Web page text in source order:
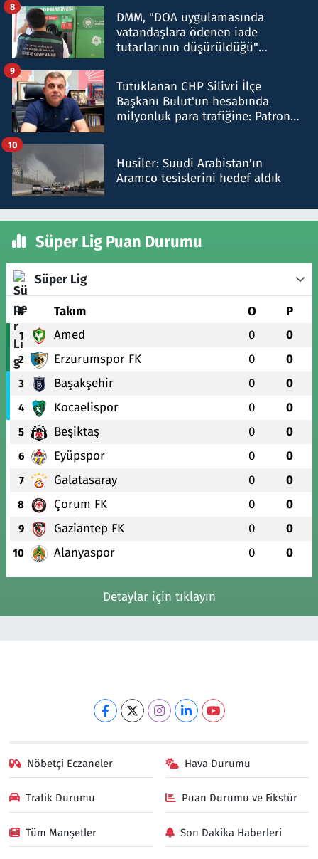
DMM, "DOA uygulamasında
vatandaşlara ödenen iade
tutarlarının düşürüldüğü"
8
Tutuklanan CHP Silivri İlçe
Başkanı Bulut'un hesabında
milyonluk para trafiğine: Patron
9
Husiler: Suudi Arabistan'ın
Aramco tesislerini hedef aldık
10
Süper Lig Puan Durumu
Süper Lig
# Takım O P
1 Amed 0 0
2 Erzurumspor FK 0 0
3 Başakşehir 0 0
4 Kocaelispor 0 0
5 Beşiktaş 0 0
6 Eyüpspor 0 0
7 Galatasaray 0 0
8 Çorum FK 0 0
9 Gaziantep FK 0 0
10 Alanyaspor 0 0
Detaylar için tıklayın
Nöbetçi Eczaneler Hava Durumu
Trafik Durumu Puan Durumu ve Fikstür
Tüm Manşetler Son Dakika Haberleri